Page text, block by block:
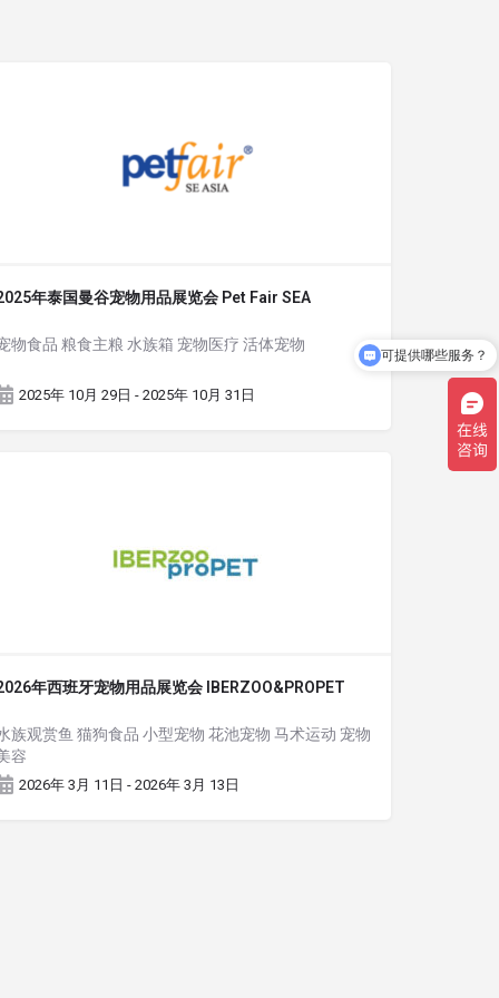
年泰国曼谷宠物用品展览会 Pet Fair SEA
物食品 粮食主粮 水族箱 宠物医疗 活体宠物
2025年 10月 29日 - 2025年 10月 31日
年西班牙宠物用品展览会 IBERZOO&PROPET
族观赏鱼 猫狗食品 小型宠物 花池宠物 马术运动 宠物
容
2026年 3月 11日 - 2026年 3月 13日
可提供哪些服务？